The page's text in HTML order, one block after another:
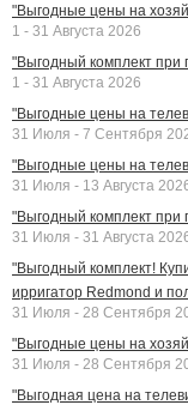
"Выгодные цены на
1 - 31 Августа 2026
"Выгодный комплект при
1 - 31 Августа 2026
"Выгодные цены на
31 Июля - 7 Сентября
"Выгодные цены на
31 Июля - 13 Августа
"Выгодный комплект при
31 Июля - 31 Августа
"Выгодный комплект!
ирригатор Redmond и
31 Июля - 28 Сентября
"Выгодные цены на
31 Июля - 28 Сентября
"Выгодная цена на